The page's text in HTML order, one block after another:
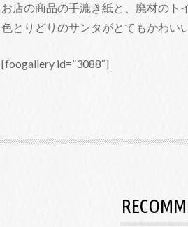
お店の商品の手漉き紙と、廃材のト
色とりどりのサンタがとてもかわい
[foogallery id=”3088″]